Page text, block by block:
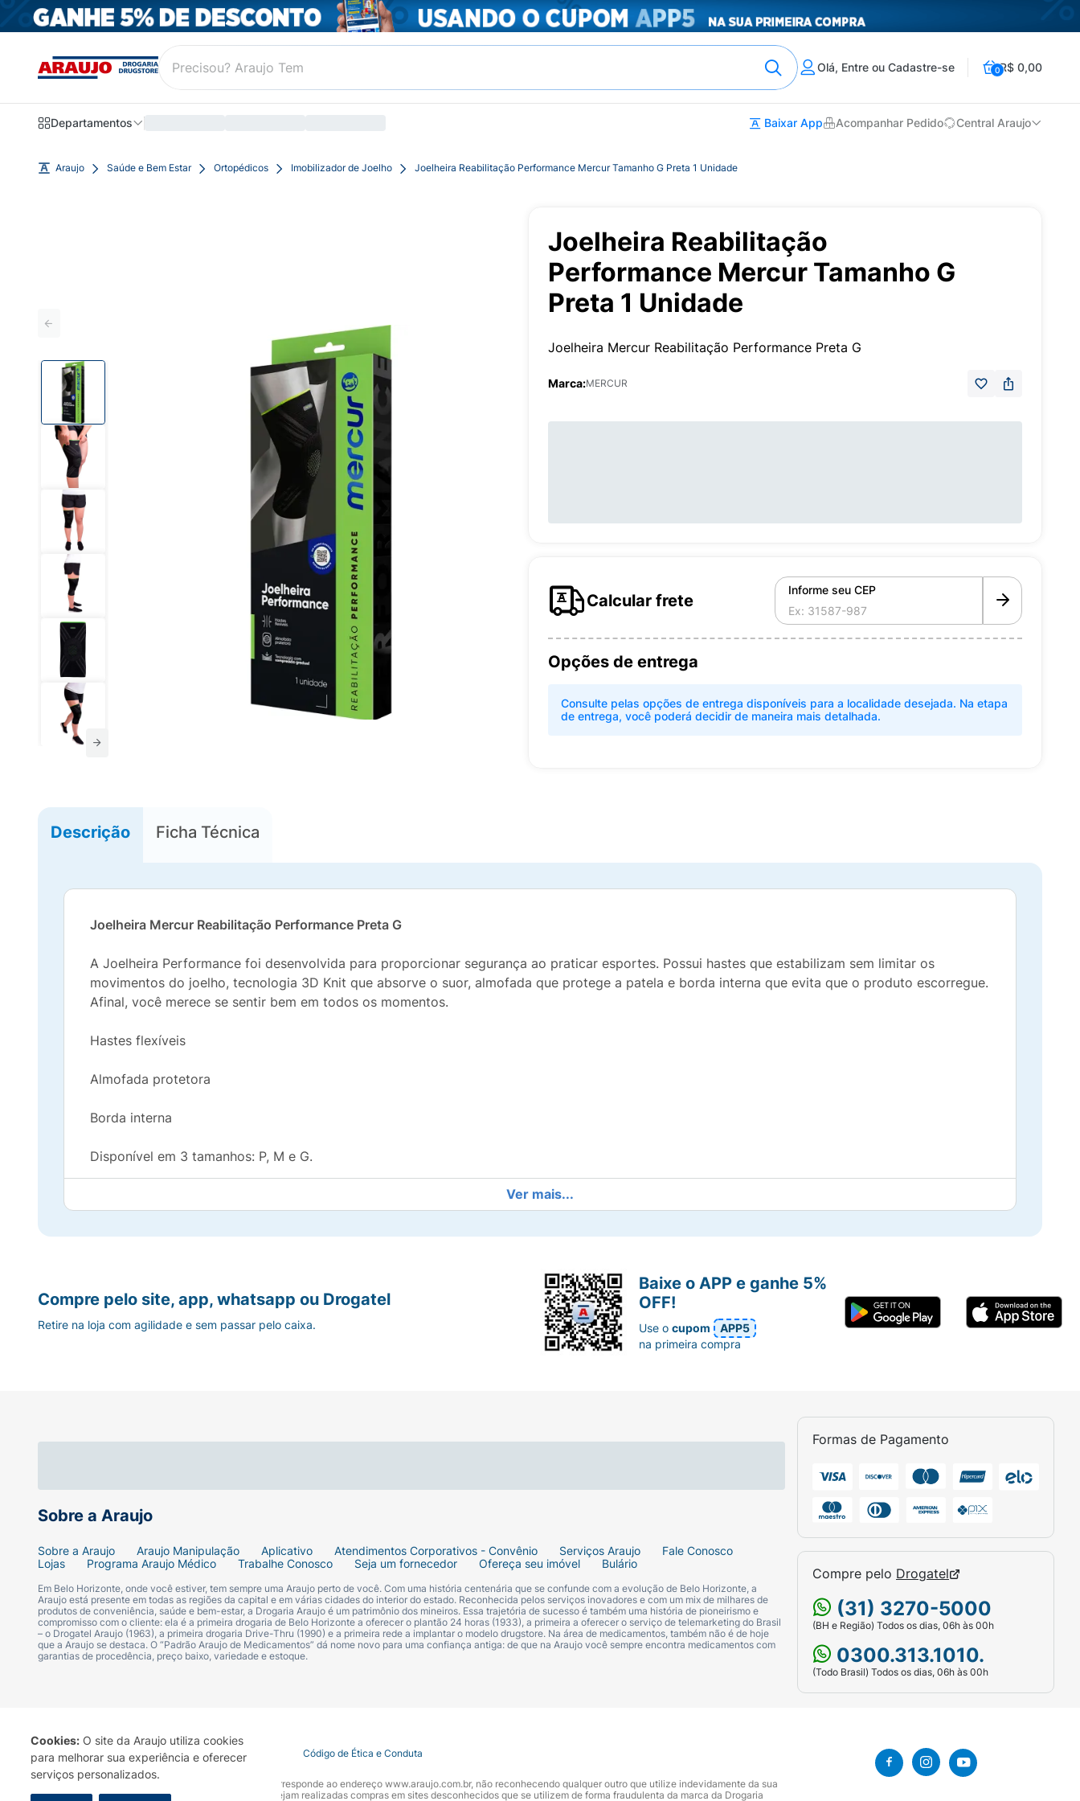
Cookies: O site da Araujo utiliza cookies
para melhorar sua experiência e oferecer
serviços personalizados.
Olá, Entre ou Cadastre-se 0R$ 0,00
Departamentos Baixar App Acompanhar Pedido Central Araujo
Araujo Saúde e Bem Estar Ortopédicos Imobilizador de Joelho Joelheira Reabilitação Performance Mercur Tamanho G Preta 1 Unidade
Joelheira Reabilitação
Performance Mercur Tamanho G
Preta 1 Unidade
Joelheira Mercur Reabilitação Performance Preta G
Marca:MERCUR
Calcular frete
Informe seu CEP
Opções de entrega
Consulte pelas opções de entrega disponíveis para a localidade desejada. Na etapa
de entrega, você poderá decidir de maneira mais detalhada.
Descrição Ficha Técnica
Joelheira Mercur Reabilitação Performance Preta G
A Joelheira Performance foi desenvolvida para proporcionar segurança ao praticar esportes. Possui hastes que estabilizam sem limitar os
movimentos do joelho, tecnologia 3D Knit que absorve o suor, almofada que protege a patela e borda interna que evita que o produto escorregue.
Afinal, você merece se sentir bem em todos os momentos.
Hastes flexíveis
Almofada protetora
Borda interna
Disponível em 3 tamanhos: P, M e G.
Para saber o tamanho adequado, meça a circunferência do joelho em um ângulo de 90°.
Tamanho G: de 41 a 47 cm
Tecido: poliamida, elastodieno e poliéster
Recomenda-se orientação de um profissional de saúde. Evite o uso sobre a pele lesionada ou ferida. Caso ocorram irritações, suspenda o uso e
consulte um médico. Quando não estiver em uso, conserve ao abrigo do calor, da luz e da umidade.
Lave manualmente com sabão neutro e água até 40°C. Seque na sombra. Não lave ou seque em máquina, não limpe a seco e não passe a ferro.
Não utilize produtos à base de cloro para remover manchas.
CONTÉM LÁTEX NATURAL. PODE CAUSAR ALERGIAS.
ANVISA: 81284250024
Ver mais...
Sobre a Araujo
Sobre a Araujo Araujo Manipulação Aplicativo Atendimentos Corporativos - Convênio Serviços Araujo
Fale Conosco
Lojas
Programa Araujo Médico Trabalhe Conosco Seja um fornecedor Ofereça seu imóvel Bulário
Em Belo Horizonte, onde você estiver, tem sempre uma Araujo perto de você. Com uma história centenária que se confunde com a evolução de Belo Horizonte, a
Araujo está presente em todas as regiões da capital e em várias cidades do interior do estado. Reconhecida pelos serviços inovadores e com um mix de milhares de
produtos de conveniência, saúde e bem-estar, a Drogaria Araujo é um patrimônio dos mineiros. Essa trajetória de sucesso é também uma história de pioneirismo e
compromisso com o cliente: ela é a primeira drogaria de Belo Horizonte a oferecer o plantão 24 horas (1933), a primeira a oferecer o serviço de telemarketing do Brasil
– o Drogatel Araujo (1963), a primeira drogaria Drive-Thru (1990) e a primeira rede a implantar o modelo drugstore. Na área de medicamentos, também não é de hoje
que a Araujo se destaca. O “Padrão Araujo de Medicamentos” dá nome novo para uma confiança antiga: de que na Araujo você sempre encontra medicamentos com
garantias de procedência, preço baixo, variedade e estoque.
Formas de Pagamento
Compre pelo Drogatel
(31) 3270-5000
(BH e Região) Todos os dias, 06h às 00h
0300.313.1010.
(Todo Brasil) Todos os dias, 06h às 00h
Compre pelo site, app, whatsapp ou Drogatel
Retire na loja com agilidade e sem passar pelo caixa.
Baixe o APP e ganhe 5%
OFF!
Use ocupom
APP5
na primeira compra
Termo de Uso Portal da Privacidade Covid-19 Código de Ética e Conduta
A Drogaria Araujo S/A informa que o seu site oficial corresponde ao endereço www.araujo.com.br, não reconhecendo qualquer outro que utilize indevidamente da sua
marca. Para sua segurança recomendamos que não sejam realizadas compras em sites desconhecidos que se utilizem de forma fraudulenta da marca da Drogaria